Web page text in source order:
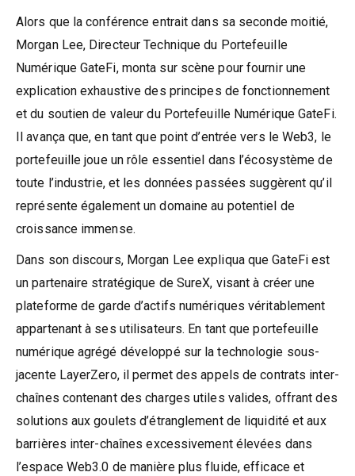
Alors que la conférence entrait dans sa seconde moitié,
Morgan Lee, Directeur Technique du Portefeuille
Numérique GateFi, monta sur scène pour fournir une
explication exhaustive des principes de fonctionnement
et du soutien de valeur du Portefeuille Numérique GateFi.
Il avança que, en tant que point d’entrée vers le Web3, le
portefeuille joue un rôle essentiel dans l’écosystème de
toute l’industrie, et les données passées suggèrent qu’il
représente également un domaine au potentiel de
croissance immense.
Dans son discours, Morgan Lee expliqua que GateFi est
un partenaire stratégique de SureX, visant à créer une
plateforme de garde d’actifs numériques véritablement
appartenant à ses utilisateurs. En tant que portefeuille
numérique agrégé développé sur la technologie sous-
jacente LayerZero, il permet des appels de contrats inter-
chaînes contenant des charges utiles valides, offrant des
solutions aux goulets d’étranglement de liquidité et aux
barrières inter-chaînes excessivement élevées dans
l’espace Web3.0 de manière plus fluide, efficace et